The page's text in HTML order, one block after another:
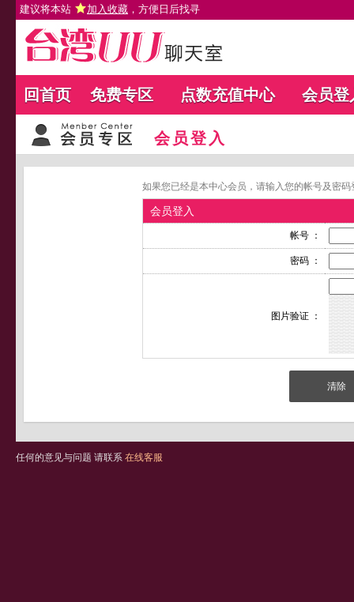
建议将本站 加入收藏 ，方便日后找寻
回首页 免费专区 点数充值中心 会员登
会员登入
如果您已经是本中心会员，请输入您的帐号及密
会员登入
帐号 ：
密码 ：
图片验证 ：
任何的意见与问题 请联系 在线客服